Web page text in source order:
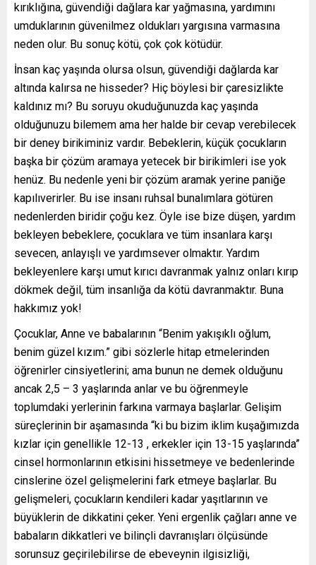
kırıklığına, güvendiği dağlara kar yağmasına, yardımını
umduklarının güvenilmez oldukları yargısına varmasına
neden olur. Bu sonuç kötü, çok çok kötüdür.
İnsan kaç yaşında olursa olsun, güvendiği dağlarda kar
altında kalırsa ne hisseder? Hiç böylesi bir çaresizlikte
kaldınız mı? Bu soruyu okuduğunuzda kaç yaşında
olduğunuzu bilemem ama her halde bir cevap verebilecek
bir deney birikiminiz vardır. Bebeklerin, küçük çocukların
başka bir çözüm aramaya yetecek bir birikimleri ise yok
henüz. Bu nedenle yeni bir çözüm aramak yerine paniğe
kapılıverirler. Bu ise insanı ruhsal bunalımlara götüren
nedenlerden biridir çoğu kez. Öyle ise bize düşen, yardım
bekleyen bebeklere, çocuklara ve tüm insanlara karşı
sevecen, anlayışlı ve yardımsever olmaktır. Yardım
bekleyenlere karşı umut kırıcı davranmak yalnız onları kırıp
dökmek değil, tüm insanlığa da kötü davranmaktır. Buna
hakkımız yok!
Çocuklar, Anne ve babalarının “Benim yakışıklı oğlum,
benim güzel kızım.” gibi sözlerle hitap etmelerinden
öğrenirler cinsiyetlerini; ama bunun ne demek olduğunu
ancak 2,5 – 3 yaşlarında anlar ve bu öğrenmeyle
toplumdaki yerlerinin farkına varmaya başlarlar. Gelişim
süreçlerinin bir aşamasında “ki bu bizim iklim kuşağımızda
kızlar için genellikle 12-13 , erkekler için 13-15 yaşlarında”
cinsel hormonlarının etkisini hissetmeye ve bedenlerinde
cinslerine özel gelişmelerini fark etmeye başlarlar. Bu
gelişmeleri, çocukların kendileri kadar yaşıtlarının ve
büyüklerin de dikkatini çeker. Yeni ergenlik çağları anne ve
babaların dikkatleri ve bilinçli davranışları ölçüsünde
sorunsuz geçirilebilirse de ebeveynin ilgisizliği,